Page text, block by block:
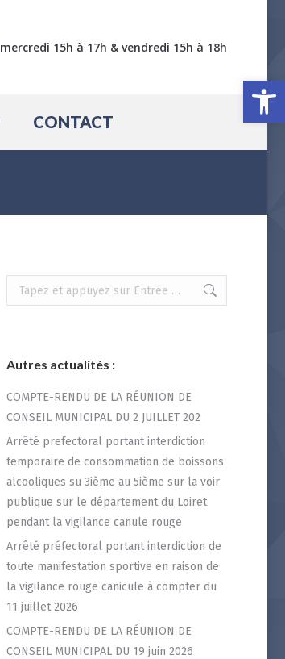
mercredi 15h à 17h & vendredi 15h à 18h
CONTACT
Recherche
:
Autres actualités :
COMPTE-RENDU DE LA RÉUNION DE
CONSEIL MUNICIPAL DU 2 JUILLET 202
Arrêté prefectoral portant interdiction
temporaire de consommation de boissons
alcooliques su 3ième au 5ième sur la voir
publique sur le département du Loiret
pendant la vigilance canule rouge
Arrêté préfectoral portant interdiction de
toute manifestation sportive en raison de
la vigilance rouge canicule à compter du
11 juillet 2026
COMPTE-RENDU DE LA RÉUNION DE
CONSEIL MUNICIPAL DU 19 juin 2026